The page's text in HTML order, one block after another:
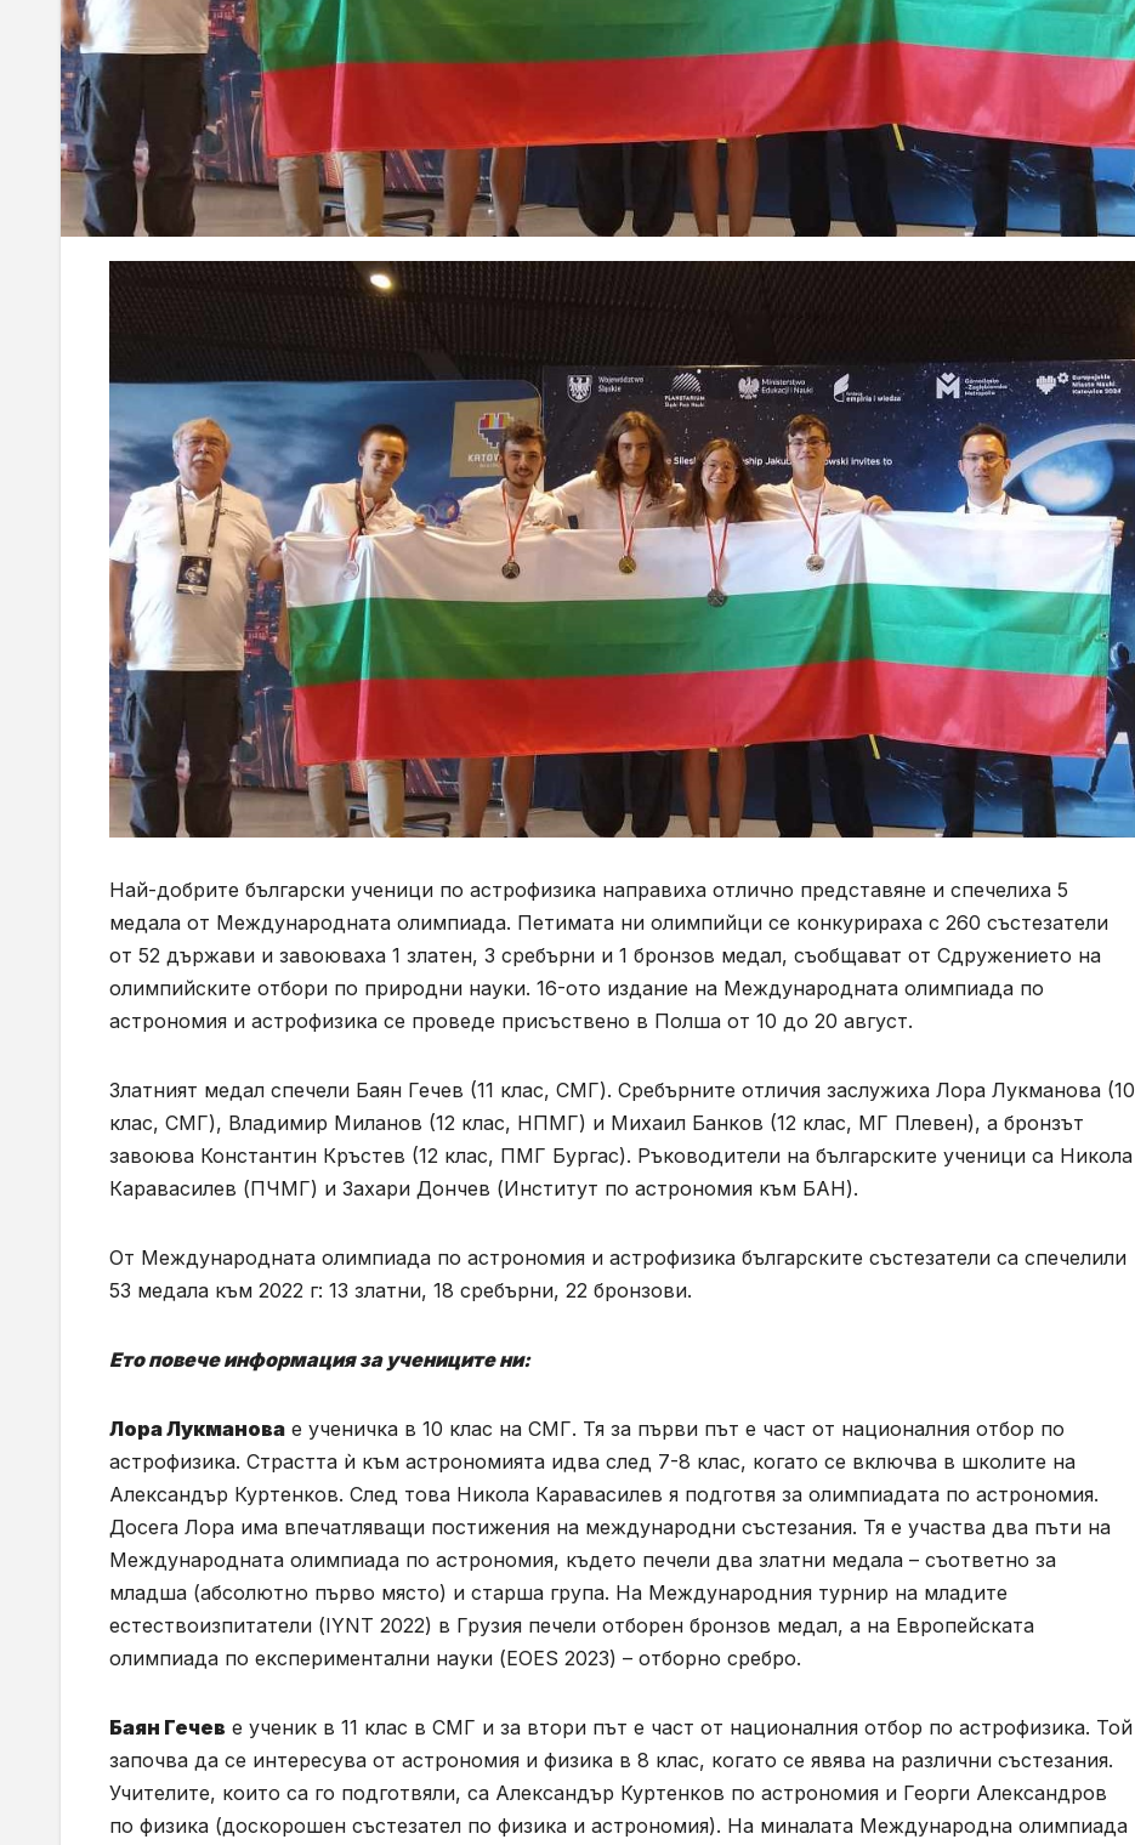
Най-добрите български ученици по астрофизика направиха отлично представяне и спечелиха 5
медала от Международната олимпиада. Петимата ни олимпийци се конкурираха с 260 състезатели
от 52 държави и завоюваха 1 златен, 3 сребърни и 1 бронзов медал, съобщават от Сдружението на
олимпийските отбори по природни науки. 16-ото издание на Международната олимпиада по
астрономия и астрофизика се проведе присъствено в Полша от 10 до 20 август.
Златният медал спечели Баян Гечев (11 клас, СМГ). Сребърните отличия заслужиха Лора Лукманова (10
клас, СМГ), Владимир Миланов (12 клас, НПМГ) и Михаил Банков (12 клас, МГ Плевен), а бронзът
завоюва Константин Кръстев (12 клас, ПМГ Бургас). Ръководители на българските ученици са Никола
Каравасилев (ПЧМГ) и Захари Дончев (Институт по астрономия към БАН).
От Международната олимпиада по астрономия и астрофизика българските състезатели са спечелили
53 медала към 2022 г: 13 златни, 18 сребърни, 22 бронзови.
Ето повече информация за учениците ни:
Лора Лукманова е ученичка в 10 клас на СМГ. Тя за първи път е част от националния отбор по
астрофизика. Страстта ѝ към астрономията идва след 7-8 клас, когато се включва в школите на
Александър Куртенков. След това Никола Каравасилев я подготвя за олимпиадата по астрономия.
Досега Лора има впечатляващи постижения на международни състезания. Тя е участва два пъти на
Международната олимпиада по астрономия, където печели два златни медала – съответно за
младша (абсолютно първо място) и старша група. На Международния турнир на младите
естествоизпитатели (IYNT 2022) в Грузия печели отборен бронзов медал, а на Европейската
олимпиада по експериментални науки (EOES 2023) – отборно сребро.
Баян Гечев е ученик в 11 клас в СМГ и за втори път е част от националния отбор по астрофизика. Той
започва да се интересува от астрономия и физика в 8 клас, когато се явява на различни състезания.
Учителите, които са го подготвяли, са Александър Куртенков по астрономия и Георги Александров
по физика (доскорошен състезател по физика и астрономия). На миналата Международна олимпиада